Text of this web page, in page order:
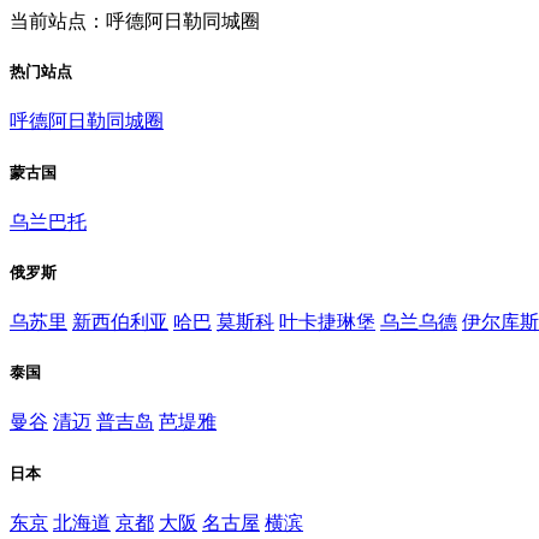
当前站点：呼德阿日勒同城圈
热门站点
呼德阿日勒同城圈
蒙古国
乌兰巴托
俄罗斯
乌苏里 新西伯利亚 哈巴 莫斯科 叶卡捷琳堡 乌兰乌德 伊尔库
泰国
曼谷 清迈 普吉岛 芭堤雅
日本
东京 北海道 京都 大阪 名古屋 横滨